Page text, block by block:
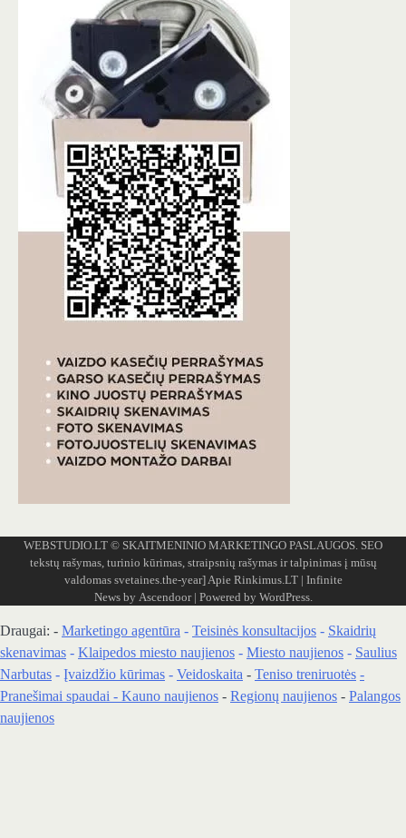
WEBSTUDIO.LT © SKAITMENINIO MARKETINGO PASLAUGOS. SEO
tekstų rašymas, turinio kūrimas, straipsnių rašymas ir talpinimas į mūsų
valdomas svetaines.the-year] Apie Rinkimus.LT| Infinite
News by Ascendoor| Powered by WordPress.
Draugai: - Marketingo agentūra - Teisinės konsultacijos - Skaidrių
skenavimas - Klaipedos miesto naujienos - Miesto naujienos - Saulius
Narbutas - Įvaizdžio kūrimas - Veidoskaita - Teniso treniruotės -
Pranešimai spaudai - Kauno naujienos - Regionų naujienos - Palangos
naujienos